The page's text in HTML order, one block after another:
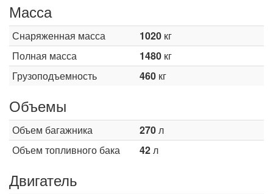
Масса
Снаряженная масса 1020 кг
Полная масса
1480 кг
Грузоподъемность
460 кг
Объемы
Объем багажника 270л
Объем топливного бака
42л
Двигатель